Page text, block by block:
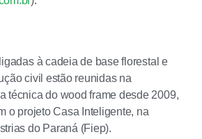
à cadeia de base florestal e
civil estão reunidas na
técnica do wood frame desde 2009,
o projeto Casa Inteligente, na
do Paraná (Fiep).